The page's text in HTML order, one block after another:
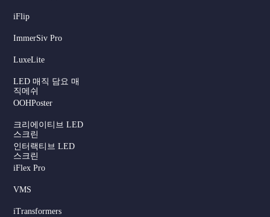
iFlip
ImmerSiv Pro
LuxeLite
LED 매직 담요 매
직메쉬
OOHPoster
크리에이티브 LED
스크린
인터랙티브 LED
스크린
iFlex Pro
VMS
iTransformers